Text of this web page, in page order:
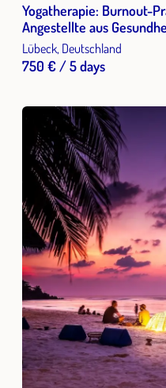
Yogatherapie: Burnout-
Angestellte aus
Multiplikatoren
Lübeck, Deutschland
750 € / 5 days